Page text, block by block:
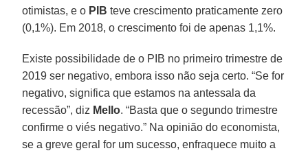
otimistas, e o PIB teve crescimento praticamente zero
(0,1%). Em 2018, o crescimento foi de apenas 1,1%.
Existe possibilidade de o PIB no primeiro trimestre de
2019 ser negativo, embora isso não seja certo. “Se for
negativo, significa que estamos na antessala da
recessão”, diz Mello. “Basta que o segundo trimestre
confirme o viés negativo.” Na opinião do economista,
se a greve geral for um sucesso, enfraquece muito a